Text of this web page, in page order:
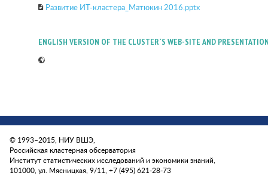
Развитие ИТ-кластера_Матюкин 2016.pptx
ENGLISH VERSION OF THE CLUSTER`S WEB-SITE AND
© 1993–2015, НИУ ВШЭ,
Российская кластерная обсерватория
Институт статистических исследований и экономики знаний,
101000, ул. Мясницкая, 9/11, +7 (495) 621-28-73